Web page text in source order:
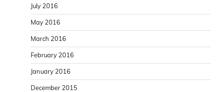
July 2016
May 2016
March 2016
February 2016
January 2016
December 2015